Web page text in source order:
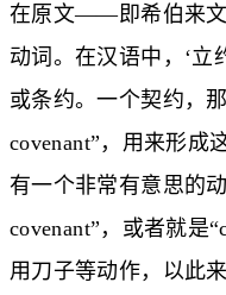
在原文——即希伯来文
动词。在汉语中，‘立
或条约。一个契约，
covenant”，用来形成
有一个非常有意思的
covenant”，或者就是
用刀子等动作，以此